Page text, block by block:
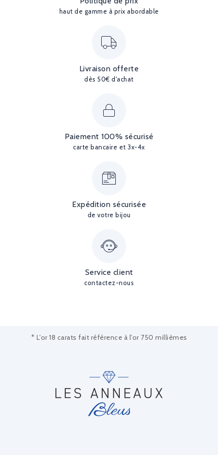
haut de gamme à prix abordable
Livraison offerte
dès 50€ d'achat
Paiement 100% sécurisé
carte bancaire et 3x-4x
Expédition sécurisée
de votre bijou
Service client
contactez-nous
* L'or 18 carats fait référence à l'or 750 millièmes